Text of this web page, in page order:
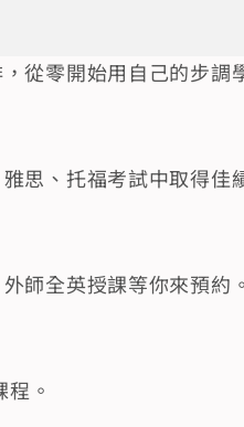
從零開始用自己的步調
思、托福考試中取得佳
師全英授課等你來預約。
。